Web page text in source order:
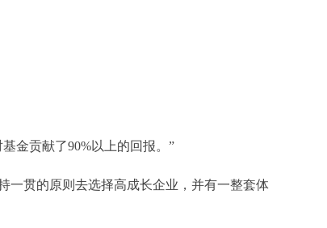
金贡献了90%以上的回报。”
贯的原则去选择高成长企业，并有一整套体